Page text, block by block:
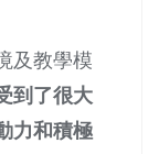
及教學模
到了很大
力和積極